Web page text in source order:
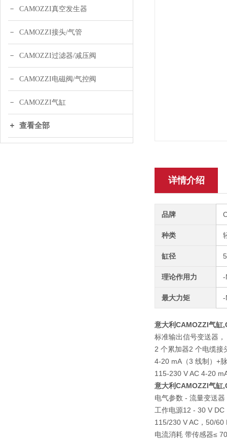
CAMOZZI真空发生器
CAMOZZI接头/气管
CAMOZZI过滤器/减压阀
CAMOZZI电磁阀/气控阀
CAMOZZI气缸
查看全部
详情介绍
品牌
种类
缸径
理论作用力 -
最大力矩 -
意大利CAMOZZI气缸
标准输出信号变送器
2 个累加器2 个电缆接
4-20 mA（3 线制）+
115-230 V AC 4-20
意大利CAMOZZI气缸
电气参数 - 流量变送器
工作电源12 - 30 V
115/230 V AC，50/60
电流消耗 带传感器≤